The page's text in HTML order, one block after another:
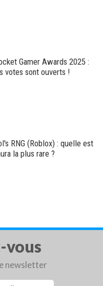
Gamer Awards 2025 :
votes sont ouverts !
RNG (Roblox) : quelle est
la plus rare ?
vous
newsletter